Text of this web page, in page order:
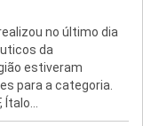
no último dia
da
estiveram
para a categoria.